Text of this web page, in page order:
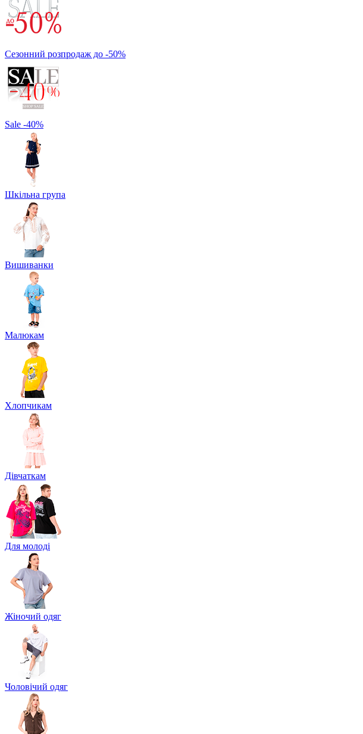
Сезонний розпродаж до -50%
Sale -40%
Шкільна група
Вишиванки
Малюкам
Хлопчикам
Дівчаткам
Для молоді
Жіночий одяг
Чоловічий одяг